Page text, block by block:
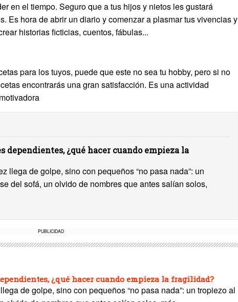
en el tiempo. Seguro que a tus hijos y nietos les gustará
Es hora de abrir un diario y comenzar a plasmar tus vivencias y
historias ficticias, cuentos, fábulas...
para los tuyos, puede que este no sea tu hobby, pero si no
encontrarás una gran satisfacción. Es una actividad
dependientes, ¿qué hacer cuando empieza la
llega de golpe, sino con pequeños “no pasa nada”: un
del sofá, un olvido de nombres que antes salían solos,
PUBLICIDAD
¿qué hacer cuando empieza la fragilidad?
de golpe, sino con pequeños “no pasa nada”: un tropiezo al